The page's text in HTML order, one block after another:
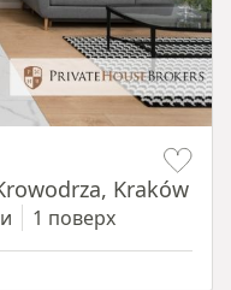
Kraków
1 поверх